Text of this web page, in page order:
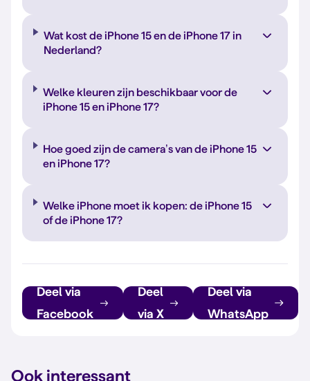
Wat kost de iPhone 15 en de iPhone 17 in
Nederland?
Welke kleuren zijn beschikbaar voor de
iPhone 15 en iPhone 17?
Hoe goed zijn de camera’s van de iPhone 15
en iPhone 17?
Welke iPhone moet ik kopen: de iPhone 15
of de iPhone 17?
Deel via
Facebook
Deel
via X
Deel via
WhatsApp
Ook interessant